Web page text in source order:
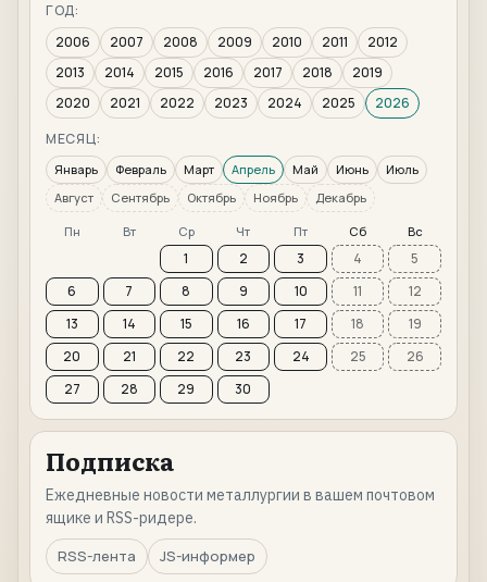
ГОД:
2006
2007 2008 2009 2010 2011
2012
2013
2014 2015 2016 2017 2018
2019
2020
2021 2022 2023 2024 2025
2026
МЕСЯЦ:
Январь Февраль Март Апрель Май Июнь
Июль
Август
Сентябрь Октябрь Ноябрь Декабрь
Пн Вт Ср Чт Пт Сб Вс
1 2 3 4
5
6
7 8 9 10 11
12
13
14 15 16 17 18
19
20
21 22 23 24 25
26
27
28 29 30
Подписка
Ежедневные новости металлургии в вашем почтовом
ящике и RSS-ридере.
RSS-лента
JS-информер